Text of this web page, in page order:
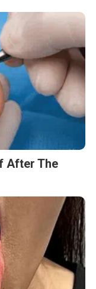
After The